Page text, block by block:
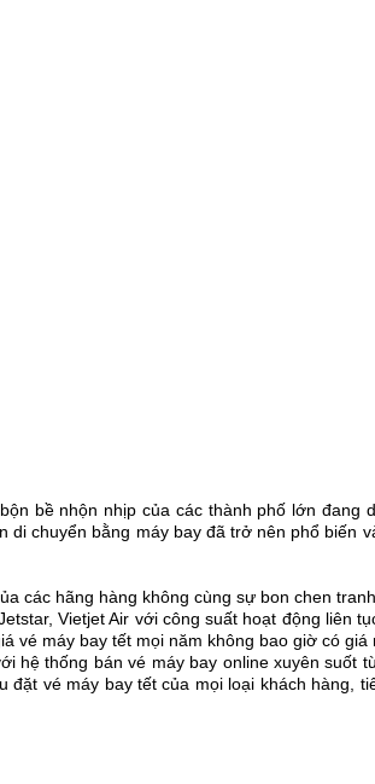
bề nhộn nhịp của các thành phố lớn đang
chuyển bằng máy bay đã trở nên phổ biến
các hãng hàng không cùng sự bon chen
Vietjet Air với công suất hoạt động liên
vé máy bay tết mọi năm không bao giờ có giá
thống bán vé máy bay online xuyên suốt
vé máy bay tết của mọi loại khách hàng,